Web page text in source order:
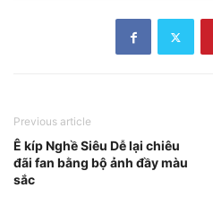
Previous article
Ê kíp Nghề Siêu Dễ lại chiêu
đãi fan bằng bộ ảnh đầy màu
sắc